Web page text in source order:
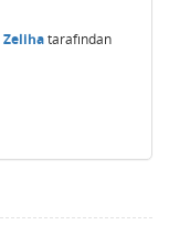
Zelihatarafından